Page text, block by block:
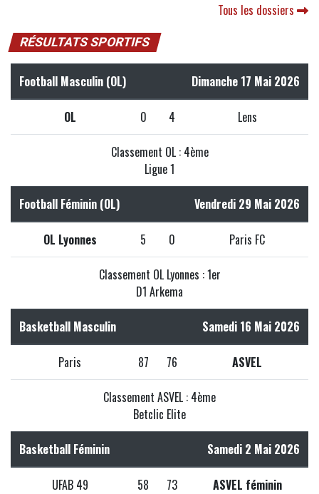
Tous les dossiers
RÉSULTATS SPORTIFS
Football Masculin (OL) Dimanche 17 Mai 2026
OL 0 4 Lens
Classement OL : 4ème
Ligue 1
Football Féminin (OL) Vendredi 29 Mai 2026
OL Lyonnes 5 0 Paris FC
Classement OL Lyonnes : 1er
D1 Arkema
Basketball Masculin Samedi 16 Mai 2026
Paris 87 76 ASVEL
Classement ASVEL : 4ème
Betclic Elite
Basketball Féminin Samedi 2 Mai 2026
UFAB 49 58 73 ASVEL féminin